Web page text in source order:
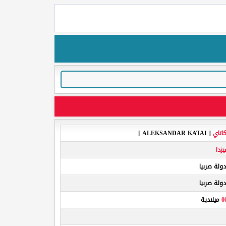
[ ALEKSANDAR KATAI ]
ميلادية